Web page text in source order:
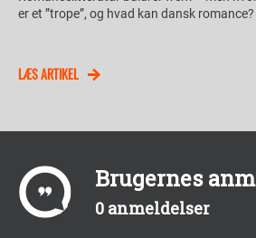
er et ”trope”, og hvad kan dansk romance?
LÆS ARTIKEL
Brugernes
0 anmeldelser